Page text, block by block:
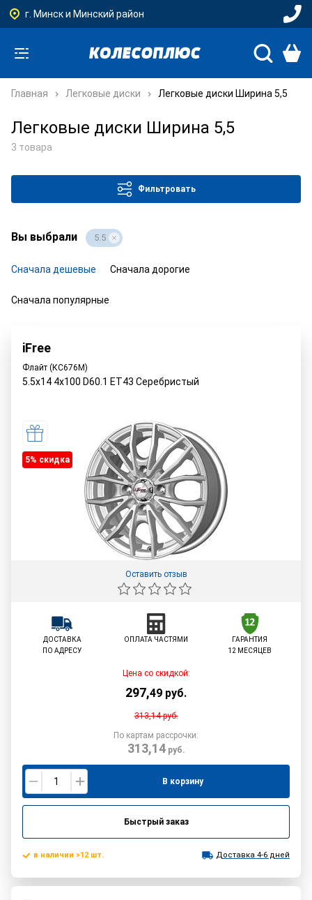
г. Минск и Минский район
Главная Легковые диски Легковые диски Ширина 5,5
Легковые диски Ширина 5,5
3 товара
Фильтровать
Вы выбрали 5.5
Сначала дешевые Сначала дорогие
Сначала популярные
iFree
Флайт (КС676М)
5.5x14 4x100 D60.1 ET43 Серебристый
5% cкидка
Оставить отзыв
ДОСТАВКА
ПО АДРЕСУ
ОПЛАТА ЧАСТЯМИ
ГАРАНТИЯ
12 МЕСЯЦЕВ
Цена со скидкой:
297,49 руб.
313,14руб.
По картам рассрочки:
313,14руб.
В корзину
Быстрый заказ
в наличии >12 шт. Доставка 4-6 дней